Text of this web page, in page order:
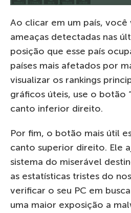
Ao clicar em um país,
ameaças detectadas nas
posição que esse país
países mais afetados por
visualizar os rankings
gráficos úteis, use o botão
canto inferior direito.
Por fim, o botão mais útil
canto superior direito. Ele
sistema do miserável
as estatísticas tristes do
verificar o seu PC em
uma maior exposição a